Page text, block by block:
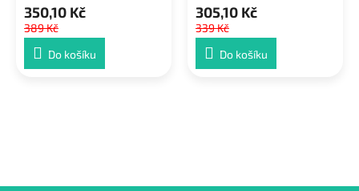
350,10 Kč
389 Kč
Do košíku
305,10 Kč
339 Kč
Do košíku